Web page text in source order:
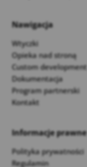
Nawigacja
Wtyczki
Opieka nad stroną
Custom development
Dokumentacja
Program partnerski
Kontakt
Informacje prawne
Polityka prywatności
Regulamin